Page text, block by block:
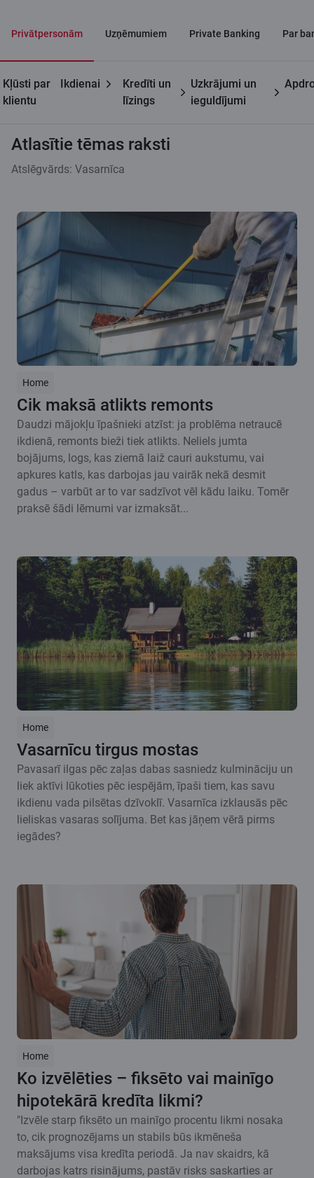
Privātpersonām Uzņēmumiem Private Banking Par
Kļūsti par
klientu
Ikdienai
Kredīti un
līzings
Uzkrājumi un
ieguldījumi
Citadeles blogs Atlasītie tēmas raksti
Atlasītie tēmas raksti
Atslēgvārds: Vasarnīca
Home
Cik maksā atlikts remonts
Daudzi mājokļu īpašnieki atzīst: ja problēma netraucē
ikdienā, remonts bieži tiek atlikts. Neliels jumta
bojājums, logs, kas ziemā laiž cauri aukstumu, vai
apkures katls, kas darbojas jau vairāk nekā desmit
gadus – varbūt ar to var sadzīvot vēl kādu laiku. Tomēr
praksē šādi lēmumi var izmaksāt...
Home
Vasarnīcu tirgus mostas
Pavasarī ilgas pēc zaļas dabas sasniedz kulmināciju un
liek aktīvi lūkoties pēc iespējām, īpaši tiem, kas savu
ikdienu vada pilsētas dzīvoklī. Vasarnīca izklausās pēc
lieliskas vasaras solījuma. Bet kas jāņem vērā pirms
iegādes?
Home
Ko izvēlēties – fiksēto vai mainīgo
hipotekārā kredīta likmi?
"Izvēle starp fiksēto un mainīgo procentu likmi nosaka
to, cik prognozējams un stabils būs ikmēneša
maksājums visa kredīta periodā. Ja nav skaidrs, kā
darbojas katrs risinājums, pastāv risks saskarties ar